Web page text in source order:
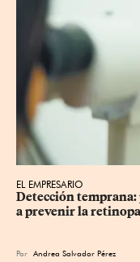
EL EMPRESARIO
Detección
a prevenir la
Por Andrea Salvador Pérez